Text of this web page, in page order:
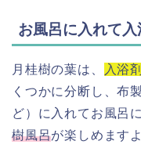
お風呂に入れて入
月桂樹の葉は、 入浴剤
くつかに分断し、布
ど）に入れてお風呂
樹風呂が楽しめますよ